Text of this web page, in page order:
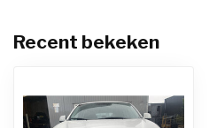
Recent bekeken